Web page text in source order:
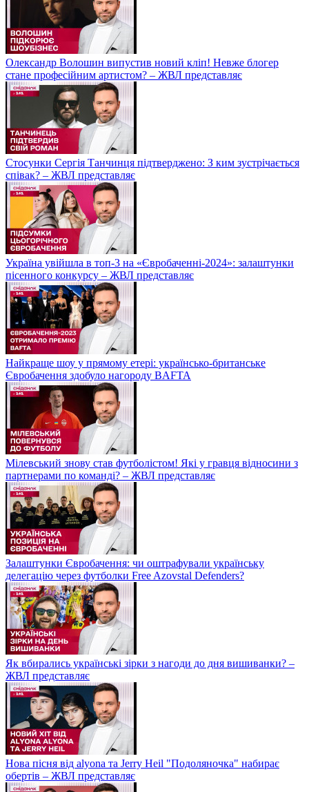
Олександр Волошин випустив новий кліп! Невже блогер
стане професійним артистом? – ЖВЛ представляє
Стосунки Сергія Танчинця підтверджено: З ким зустрічається
співак? – ЖВЛ представляє
Україна увійшла в топ-3 на «Євробаченні-2024»: залаштунки
пісенного конкурсу – ЖВЛ представляє
Найкраще шоу у прямому етері: українсько-британське
Євробачення здобуло нагороду BAFTA
Мілевський знову став футболістом! Які у гравця відносини з
партнерами по команді? – ЖВЛ представляє
Залаштунки Євробачення: чи оштрафували українську
делегацію через футболки Free Azovstal Defenders?
Як вбирались українські зірки з нагоди до дня вишиванки? –
ЖВЛ представляє
Нова пісня від alyona та Jerry Heil "Подоляночка" набирає
обертів – ЖВЛ представляє